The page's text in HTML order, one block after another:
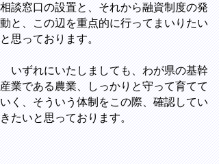
相談窓口の設置と、それから融資制度の発
動と、この辺を重点的に行ってまいりたい
と思っております。
いずれにいたしましても、わが県の基幹
産業である農業、しっかりと守って育てて
いく、そういう体制をこの際、確認してい
きたいと思っております。